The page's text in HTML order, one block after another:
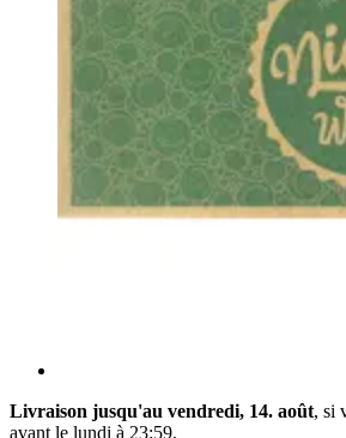
Livraison jusqu'au vendredi, 14. août, si
avant le lundi à 23:59.